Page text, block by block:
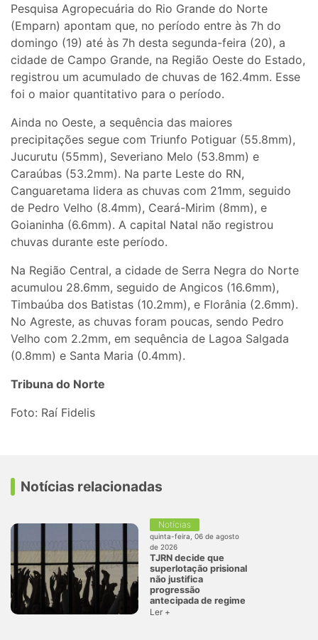
Pesquisa Agropecuária do Rio Grande do Norte
(Emparn) apontam que, no período entre às 7h do
domingo (19) até às 7h desta segunda-feira (20), a
cidade de Campo Grande, na Região Oeste do Estado,
registrou um acumulado de chuvas de 162.4mm. Esse
foi o maior quantitativo para o período.
Ainda no Oeste, a sequência das maiores
precipitações segue com Triunfo Potiguar (55.8mm),
Jucurutu (55mm), Severiano Melo (53.8mm) e
Caraúbas (53.2mm). Na parte Leste do RN,
Canguaretama lidera as chuvas com 21mm, seguido
de Pedro Velho (8.4mm), Ceará-Mirim (8mm), e
Goianinha (6.6mm). A capital Natal não registrou
chuvas durante este período.
Na Região Central, a cidade de Serra Negra do Norte
acumulou 28.6mm, seguido de Angicos (16.6mm),
Timbaúba dos Batistas (10.2mm), e Florânia (2.6mm).
No Agreste, as chuvas foram poucas, sendo Pedro
Velho com 2.2mm, em sequência de Lagoa Salgada
(0.8mm) e Santa Maria (0.4mm).
Tribuna do Norte
Foto: Raí Fidelis
Notícias relacionadas
Notícias
quinta-feira, 06 de agosto
de 2026
TJRN decide que
superlotação prisional
não justifica
progressão
antecipada de regime
Ler +